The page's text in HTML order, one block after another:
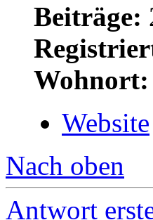
Beiträge:
Wohnort:
Website
Nach oben
Antwort